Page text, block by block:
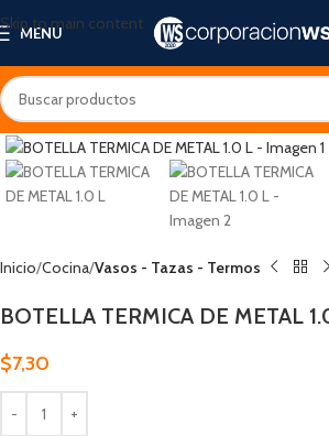
Skip to main content
MENU
Inicio Cocina Vasos - Tazas - Termos
BOTELLA TERMICA DE METAL
$7,30